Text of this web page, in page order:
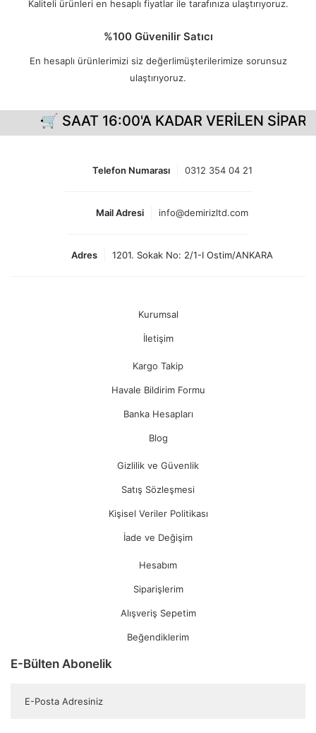
Kaliteli ürünleri en hesaplı fiyatlar ile tarafınıza ulaştırıyoruz.
%100 Güvenilir Satıcı
En hesaplı ürünlerimizi siz değerlimüşterilerimize sorunsuz
ulaştırıyoruz.
🛒 SAAT 16:00'A KADAR VERİLEN
Telefon Numarası 0312 354 04 21
Mail Adresi info@demirizltd.com
Adres 1201. Sokak No: 2/1-I Ostim/ANKARA
Kurumsal
İletişim
Kargo Takip
Havale Bildirim Formu
Banka Hesapları
Blog
Gizlilik ve Güvenlik
Satış Sözleşmesi
Kişisel Veriler Politikası
İade ve Değişim
Hesabım
Siparişlerim
Alışveriş Sepetim
Beğendiklerim
E-Bülten Abonelik